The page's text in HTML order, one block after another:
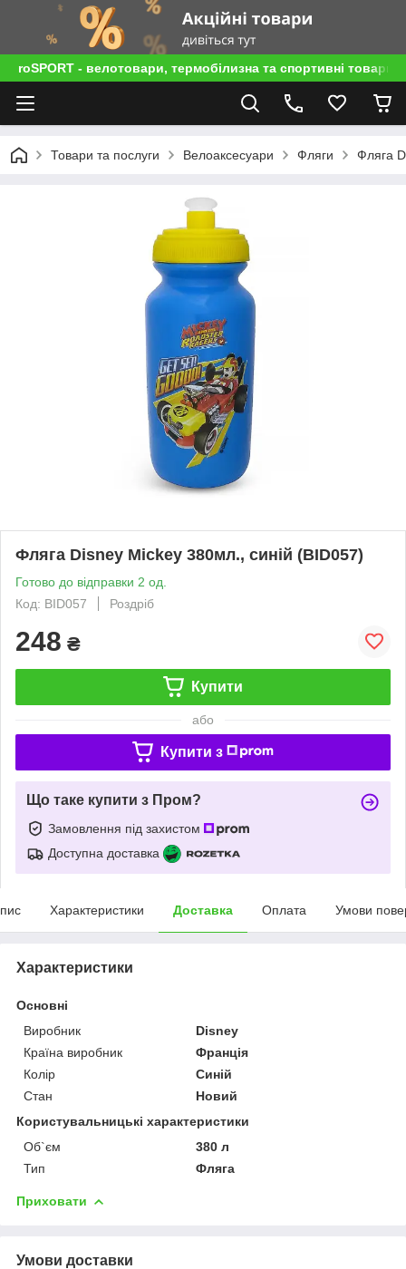
roSPORT - велотовари, термобілизна та спортивні товари
Товари та послуги Велоаксесуари Фляги Фляга
Фляга Disney Mickey 380мл., синій (BID057)
Готово до відправки 2 од.
Код: BID057
Роздріб
248 ₴
Купити
або
Купити з
Що таке купити з Пром?
Замовлення під захистом
Доступна доставка
Характеристики Доставка Оплата Умови
Характеристики
Основні
Виробник
Disney
Країна виробник
Франція
Колір
Синій
Стан
Новий
Користувальницькі характеристики
Об`єм
380 л
Тип
Фляга
Приховати
Умови доставки